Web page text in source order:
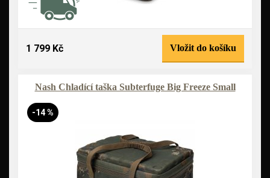
1 799 Kč Vložit do košíku
Nash Chladící taška Subterfuge Big Freeze Small
-14 %